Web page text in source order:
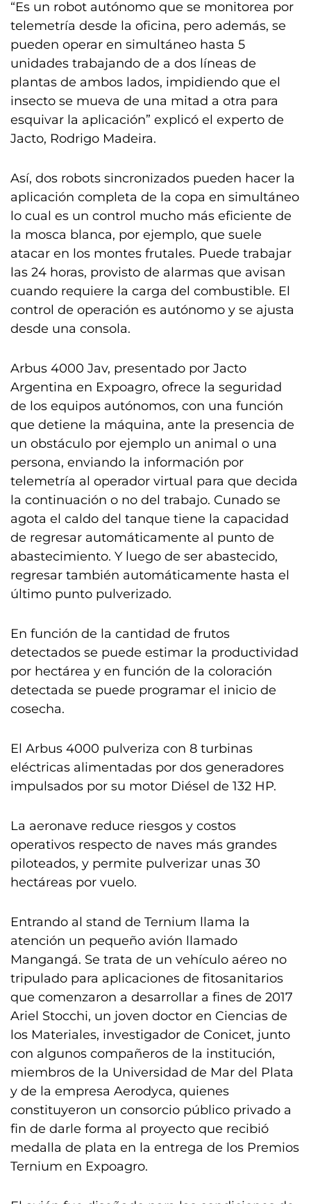
“Es un robot autónomo que se monitorea por
telemetría desde la oficina, pero además, se
pueden operar en simultáneo hasta 5
unidades trabajando de a dos líneas de
plantas de ambos lados, impidiendo que el
insecto se mueva de una mitad a otra para
esquivar la aplicación” explicó el experto de
Jacto, Rodrigo Madeira.
Así, dos robots sincronizados pueden hacer la
aplicación completa de la copa en simultáneo
lo cual es un control mucho más eficiente de
la mosca blanca, por ejemplo, que suele
atacar en los montes frutales. Puede trabajar
las 24 horas, provisto de alarmas que avisan
cuando requiere la carga del combustible. El
control de operación es autónomo y se ajusta
desde una consola.
Arbus 4000 Jav, presentado por Jacto
Argentina en Expoagro, ofrece la seguridad
de los equipos autónomos, con una función
que detiene la máquina, ante la presencia de
un obstáculo por ejemplo un animal o una
persona, enviando la información por
telemetría al operador virtual para que decida
la continuación o no del trabajo. Cunado se
agota el caldo del tanque tiene la capacidad
de regresar automáticamente al punto de
abastecimiento. Y luego de ser abastecido,
regresar también automáticamente hasta el
último punto pulverizado.
En función de la cantidad de frutos
detectados se puede estimar la productividad
por hectárea y en función de la coloración
detectada se puede programar el inicio de
cosecha.
El Arbus 4000 pulveriza con 8 turbinas
eléctricas alimentadas por dos generadores
impulsados por su motor Diésel de 132 HP.
La aeronave reduce riesgos y costos
operativos respecto de naves más grandes
piloteados, y permite pulverizar unas 30
hectáreas por vuelo.
Entrando al stand de Ternium llama la
atención un pequeño avión llamado
Mangangá. Se trata de un vehículo aéreo no
tripulado para aplicaciones de fitosanitarios
que comenzaron a desarrollar a fines de 2017
Ariel Stocchi, un joven doctor en Ciencias de
los Materiales, investigador de Conicet, junto
con algunos compañeros de la institución,
miembros de la Universidad de Mar del Plata
y de la empresa Aerodyca, quienes
constituyeron un consorcio público privado a
fin de darle forma al proyecto que recibió
medalla de plata en la entrega de los Premios
Ternium en Expoagro.